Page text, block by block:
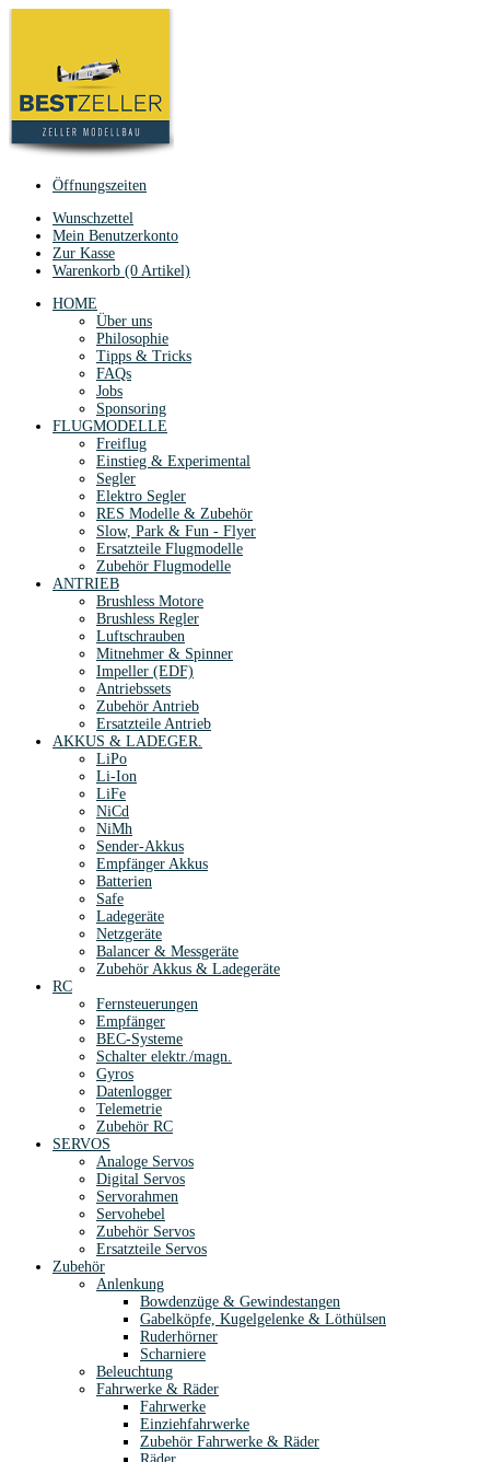
Öffnungszeiten
Wunschzettel
Mein Benutzerkonto
Zur Kasse
Warenkorb (0 Artikel)
HOME
Über uns
Philosophie
Tipps & Tricks
FAQs
Jobs
Sponsoring
FLUGMODELLE
Freiflug
Einstieg & Experimental
Segler
Elektro Segler
RES Modelle & Zubehör
Slow, Park & Fun - Flyer
Ersatzteile Flugmodelle
Zubehör Flugmodelle
ANTRIEB
Brushless Motore
Brushless Regler
Luftschrauben
Mitnehmer & Spinner
Impeller (EDF)
Antriebssets
Zubehör Antrieb
Ersatzteile Antrieb
AKKUS & LADEGER.
LiPo
Li-Ion
LiFe
NiCd
NiMh
Sender-Akkus
Empfänger Akkus
Batterien
Safe
Ladegeräte
Netzgeräte
Balancer & Messgeräte
Zubehör Akkus & Ladegeräte
RC
Fernsteuerungen
Empfänger
BEC-Systeme
Schalter elektr./magn.
Gyros
Datenlogger
Telemetrie
Zubehör RC
SERVOS
Analoge Servos
Digital Servos
Servorahmen
Servohebel
Zubehör Servos
Ersatzteile Servos
Zubehör
Anlenkung
Bowdenzüge & Gewindestangen
Gabelköpfe, Kugelgelenke & Löthülsen
Ruderhörner
Scharniere
Beleuchtung
Fahrwerke & Räder
Fahrwerke
Einziehfahrwerke
Zubehör Fahrwerke & Räder